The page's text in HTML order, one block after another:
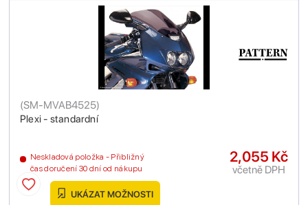
Plexi - standardní
(SM-MVAB4525)
Neskladová položka - Přibližný
čas doručení 30 dní od nákupu
2,055 Kč
včetně DPH
UKÁZAT MOŽNOSTI